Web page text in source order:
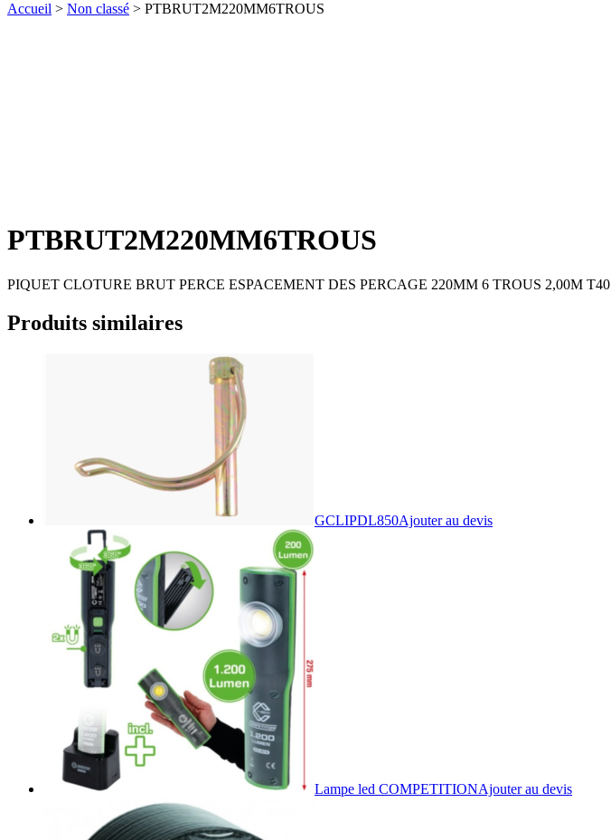
Accueil > Non classé > PTBRUT2M220MM6TROUS
PTBRUT2M220MM6TROUS
PIQUET CLOTURE BRUT PERCE ESPACEMENT DES PERCAGE 220MM 6 TROUS 2,00M T40
Produits similaires
GCLIPDL850Ajouter au devis
Lampe led COMPETITIONAjouter au devis